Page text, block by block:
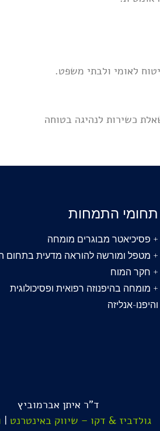
לאומי ולבתי משפט.
כשירות לנהיגה בטוחה
תחומי התמחות
+ פסיכיאטר מבוגרים מומחה
+ מטפל ומורשה להוראה מדעית בתחום
+ חקר המוח
+ מומחה בהיפנוזה רפואית ופסיכולוגית
והיפנו-אנליזה
ד"ר איתן אברמוביץ
גולדביז & דקו – שיווק באינטרנט